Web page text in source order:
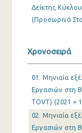
Μαΐου
Δείκτης
(Προσωρινά
Χρονοσειρά
01. Μηνιαία
Εργασιών στη
TOVT) (2021 =
02. Μηνιαία
Εργασιών στη